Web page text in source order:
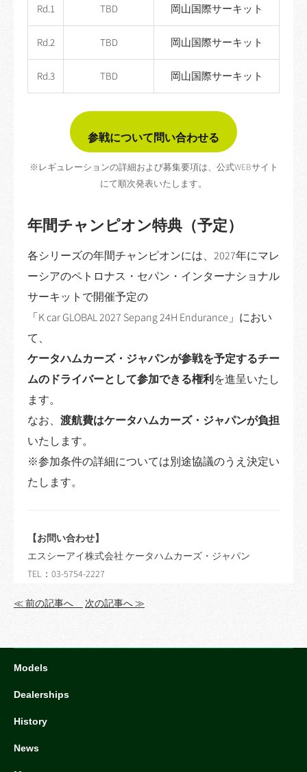
Rd.1 TBD 岡山国際サーキット
Rd.2 TBD 岡山国際サーキット
Rd.3 TBD 岡山国際サーキット
参戦について問い合わせる
※レギュレーションの詳細および募集要項は、公式WEBサイト
にて順次発表いたします。
年間チャンピオン特典（予定）
各シリーズの年間チャンピオンには、2027年にマレ
ーシアのペトロナス・セパン・インターナショナル
サーキットで開催予定の
「K car GLOBAL 2027 Sepang 24H Endurance」におい
て、
ケータハムカーズ・ジャパンが参戦を予定するチー
ムのドライバーとして参加できる権利 を進呈いたし
ます。
なお、 渡航費はケータハムカーズ・ジャパンが負担
いたします。
※参加条件の詳細については別途協議のうえ決定い
たします。
【お問い合わせ】
エスシーアイ株式会社 ケータハムカーズ・ジャパン
TEL：03-5754-2227
≪ 前の記事へ 次の記事へ ≫
Models
Dealerships
History
News